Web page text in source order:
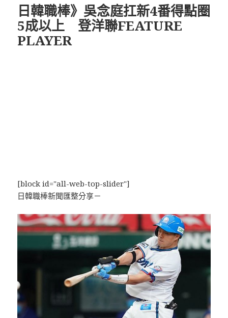
日韓職棒》吳念庭扛新4番得點圈
5成以上 登洋聯FEATURE
PLAYER
[block id="all-web-top-slider"]
日韓職棒新聞匯整分享－